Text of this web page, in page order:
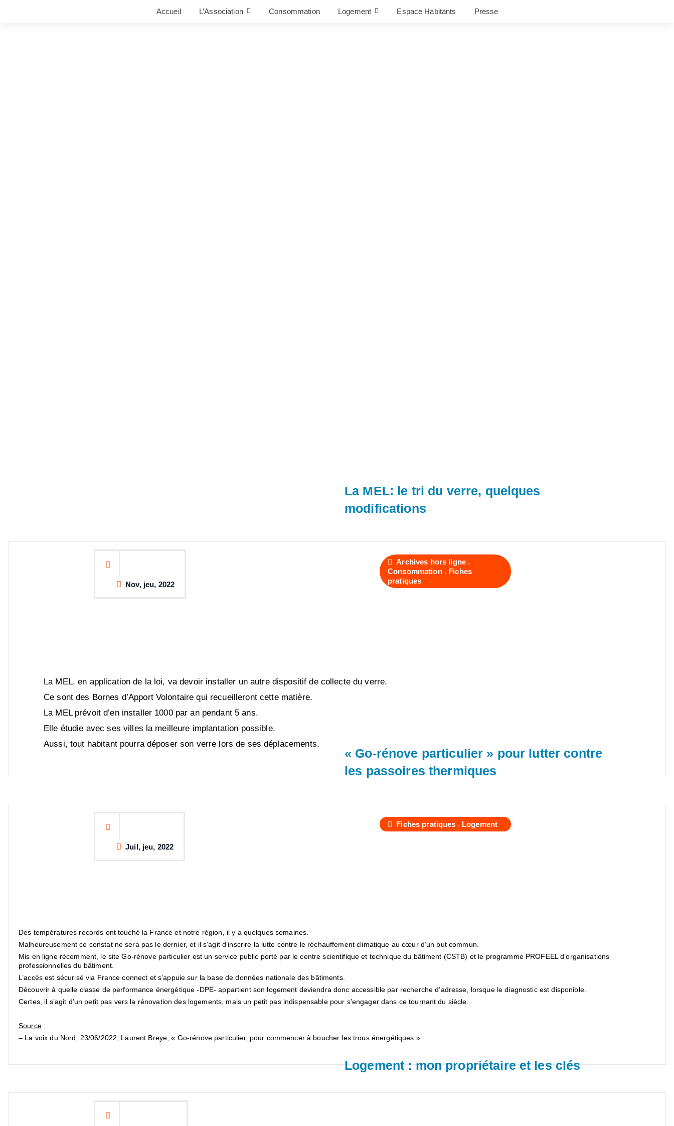
Accueil L’Association Consommation Logement Espace Habitants Presse
Nov, jeu, 2022
Archives hors ligne,
Consommation, Fiches
pratiques
La MEL: le tri du verre, quelques
modifications
La MEL, en application de la loi, va devoir installer un autre dispositif de collecte du verre.
Ce sont des Bornes d’Apport Volontaire qui recueilleront cette matière.
La MEL prévoit d’en installer 1000 par an pendant 5 ans.
Elle étudie avec ses villes la meilleure implantation possible.
Aussi, tout habitant pourra déposer son verre lors de ses déplacements.
Juil, jeu, 2022
Fiches pratiques , Logement
« Go-rénove particulier » pour lutter contre
les passoires thermiques
Des températures records ont touché la France et notre région, il y a quelques semaines.
Malheureusement ce constat ne sera pas le dernier, et il s’agit d’inscrire la lutte contre le réchauffement climatique au cœur d’un but commun.
Mis en ligne récemment, le site Go-rénove particulier est un service public porté par le centre scientifique et technique du bâtiment (CSTB) et le programme PROFEEL d’organisations
professionnelles du bâtiment.
L’accès est sécurisé via France connect et s’appuie sur la base de données nationale des bâtiments.
Découvrir à quelle classe de performance énergétique -DPE- appartient son logement deviendra donc accessible par recherche d’adresse, lorsque le diagnostic est disponible.
Certes, il s’agit d’un petit pas vers la rénovation des logements, mais un petit pas indispensable pour s’engager dans ce tournant du siècle.
Source:
– La voix du Nord, 23/06/2022, Laurent Breye, « Go-rénove particulier, pour commencer à boucher les trous énergétiques »
Logement : mon propriétaire et les clés